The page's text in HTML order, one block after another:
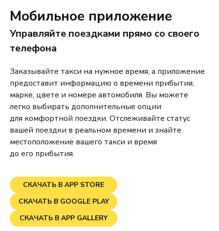
Мобильное приложение
Управляйте поездками прямо со своего
телефона
Заказывайте такси на нужное время, а приложение
предоставит информацию о времени прибытия,
марке, цвете и номере автомобиля. Вы можете
легко выбирать дополнительные опции
для комфортной поездки. Отслеживайте статус
вашей поездки в реальном времени и знайте
местоположение вашего такси и время
до его прибытия.
СКАЧАТЬ В APP STORE
СКАЧАТЬ В GOOGLE PLAY
СКАЧАТЬ В APP GALLERY